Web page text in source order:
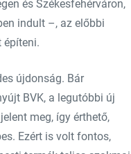
és Székesfehérváron,
indult –, az előbbi
építeni.
újdonság. Bár
BVK, a legutóbbi új
meg, így érthető,
Ezért is volt fontos,